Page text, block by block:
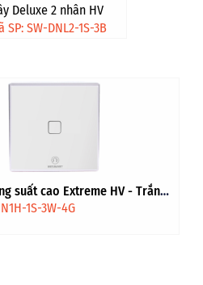
Deluxe 2 nhân HV
SP: SW-DNL2-1S-3B
suất cao Extreme HV - Trắng
1S-3W-4G